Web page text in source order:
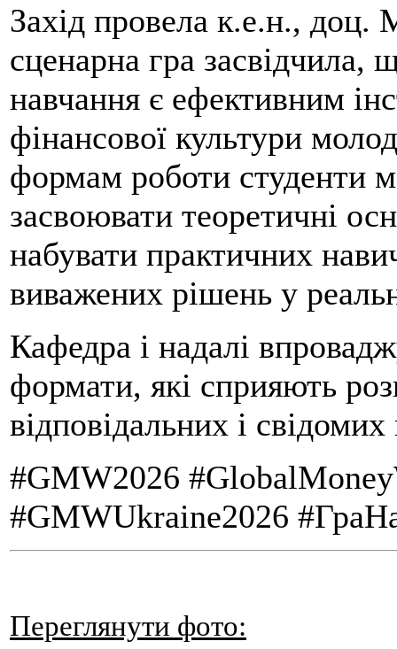
Захід провела к.е.н.,
сценарна гра засвідчила,
навчання є ефективним
фінансової культури
формам роботи студенти
засвоювати теоретичні
набувати практичних
виважених рішень у
Кафедра і надалі
формати, які сприяють
відповідальних і
#GMW2026
#GMWUkraine2026
Переглянути фото: